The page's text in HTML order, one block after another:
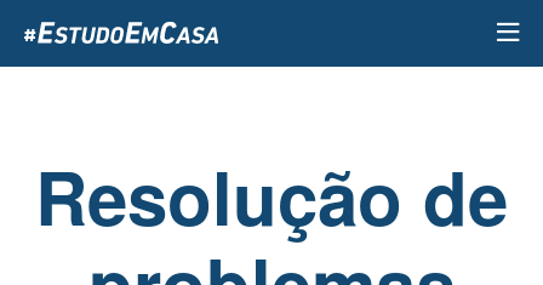
para
o
Resolução de